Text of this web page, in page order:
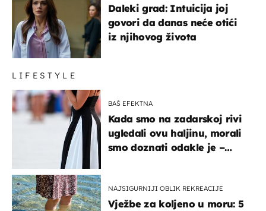
Daleki grad: Intuicija joj
govori da danas neće otići
iz njihovog života
LIFESTYLE
BAŠ EFEKTNA
Kada smo na zadarskoj rivi
ugledali ovu haljinu, morali
smo doznati odakle je –
NAJSIGURNIJI OBLIK REKREACIJE
Vježbe za koljeno u moru: 5